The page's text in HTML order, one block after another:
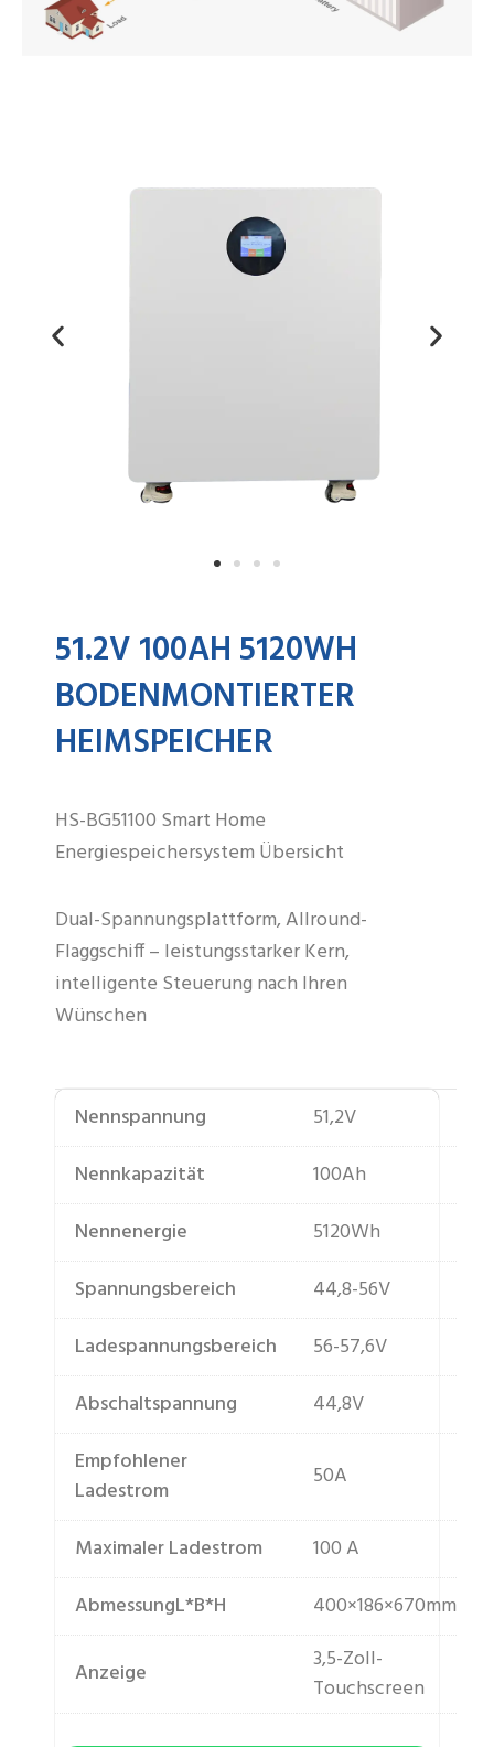
51.2V 100AH 5120WH
BODENMONTIERTER
HEIMSPEICHER
HS-BG51100 Smart Home
Energiespeichersystem Übersicht
Dual-Spannungsplattform, Allround-
Flaggschiff – leistungsstarker Kern,
intelligente Steuerung nach Ihren
Wünschen
Nennspannung
51,2V
Nennkapazität
100Ah
Nennenergie
5120Wh
Spannungsbereich
44,8-56V
Ladespannungsbereich
56-57,6V
Abschaltspannung
44,8V
Empfohlener
Ladestrom
50A
Maximaler Ladestrom
100 A
AbmessungL*B*H
400×186×670mm
Anzeige
3,5-Zoll-
Touchscreen